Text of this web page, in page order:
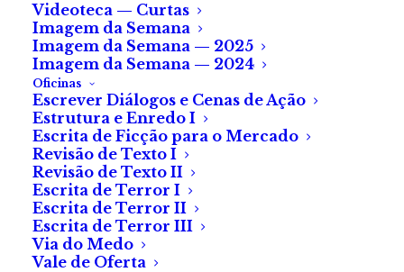
Videoteca — Curtas
Imagem da Semana
Imagem da Semana — 2025
Imagem da Semana — 2024
Oficinas
Escrever Diálogos e Cenas de Ação
Estrutura e Enredo I
Escrita de Ficção para o Mercado
Revisão de Texto I
Revisão de Texto II
Escrita de Terror I
Escrita de Terror II
Escrita de Terror III
Via do Medo
Vale de Oferta